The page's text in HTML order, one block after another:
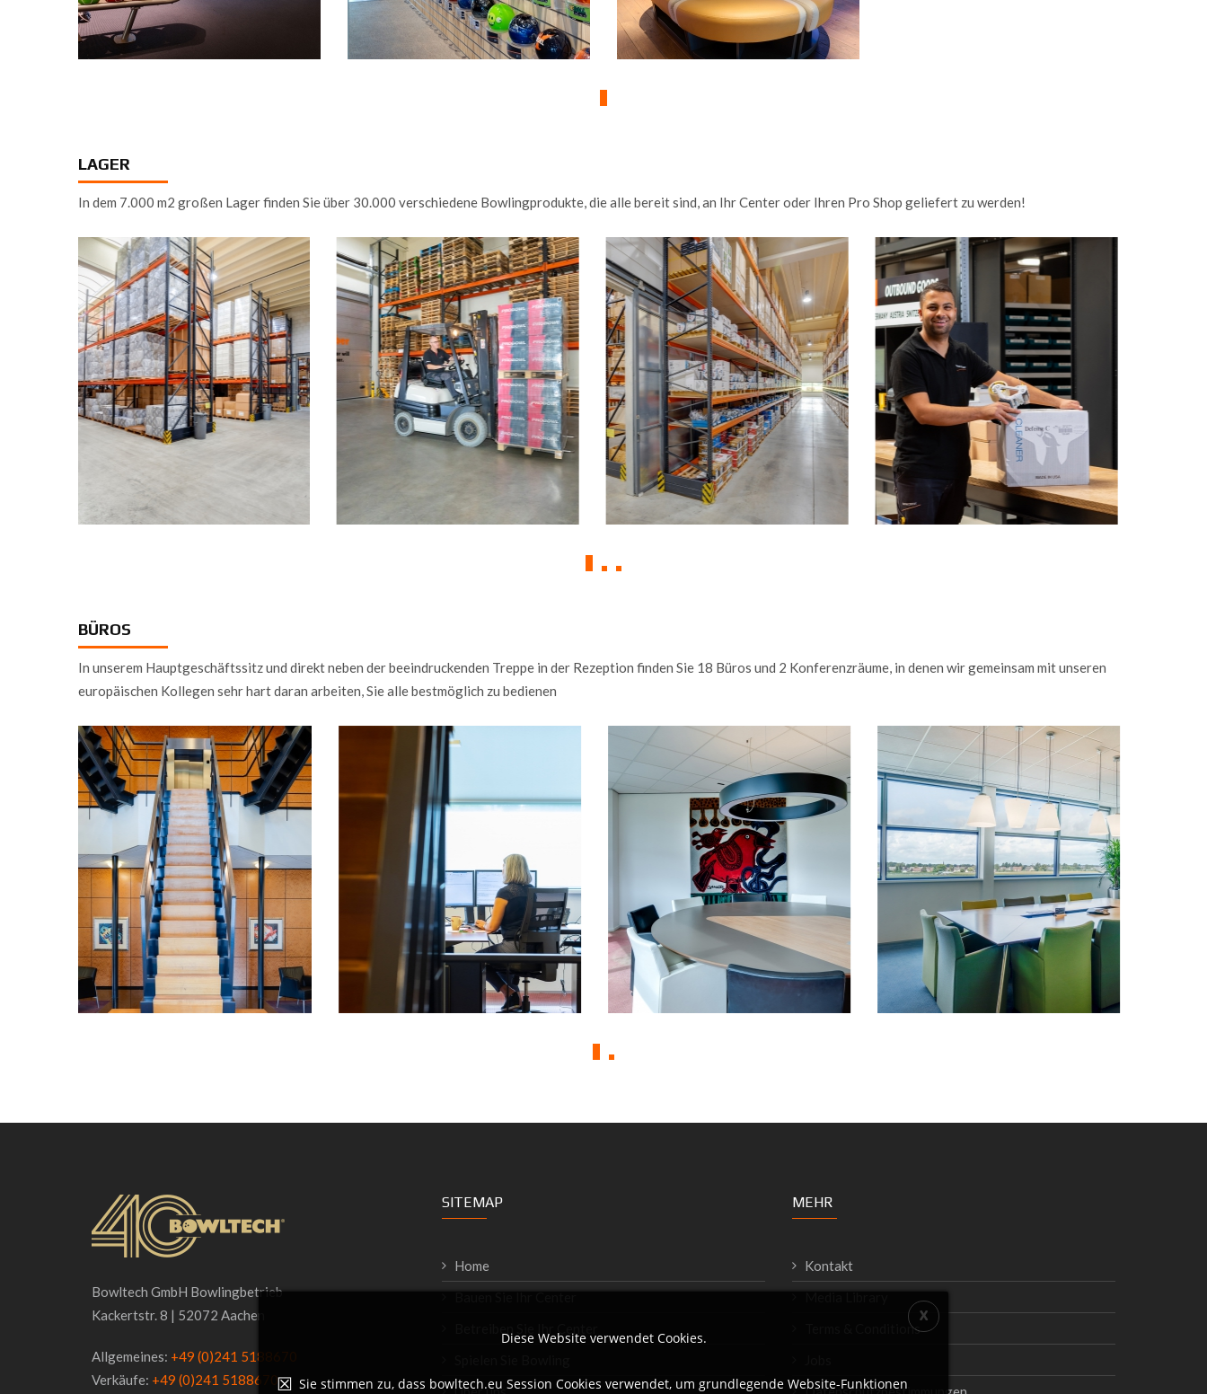
LAGER
In dem 7.000 m2 großen Lager finden Sie über 30.000 verschiedene Bowlingprodukte, die alle bereit sind, an Ihr Center oder Ihren Pro Shop geliefert zu werden!
BÜROS
In unserem Hauptgeschäftssitz und direkt neben der beeindruckenden Treppe in der Rezeption finden Sie 18 Büros und 2 Konferenzräume, in denen wir gemeinsam mit unseren
europäischen Kollegen sehr hart daran arbeiten, Sie alle bestmöglich zu bedienen
Bowltech GmbH Bowlingbetrieb
Kackertstr. 8 | 52072 Aachen
Allgemeines: +49 (0)241 5188670
Verkäufe: +49 (0)241 5188670
SITEMAP
Home
MEHR
Kontakt
Terms & Conditions
Diese Website verwendet Cookies.
Sie stimmen zu, dass bowltech.eu Session Cookies verwendet, um grundlegende Website-Funktionen